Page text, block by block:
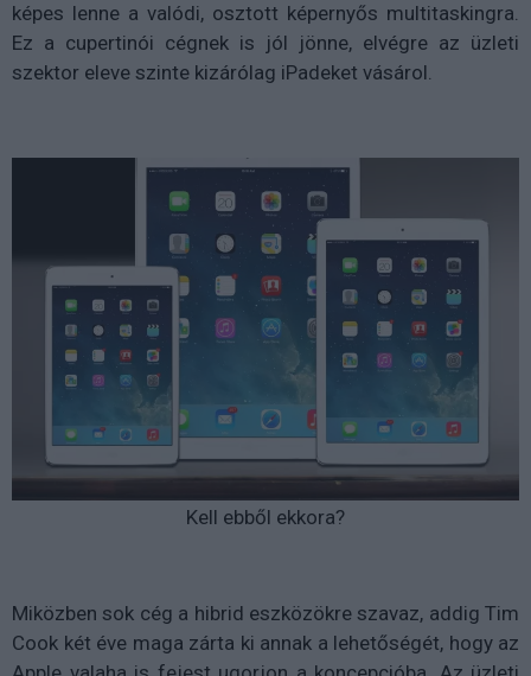
képes lenne a valódi, osztott képernyős multitaskingra.
Ez a cupertinói cégnek is jól jönne, elvégre az üzleti
szektor eleve szinte kizárólag iPadeket vásárol.
Kell ebből ekkora?
Miközben sok cég a hibrid eszközökre szavaz, addig Tim
Cook két éve maga zárta ki annak a lehetőségét, hogy az